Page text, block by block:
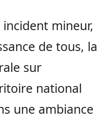
mineur,
de tous, la
sur
national
une ambiance